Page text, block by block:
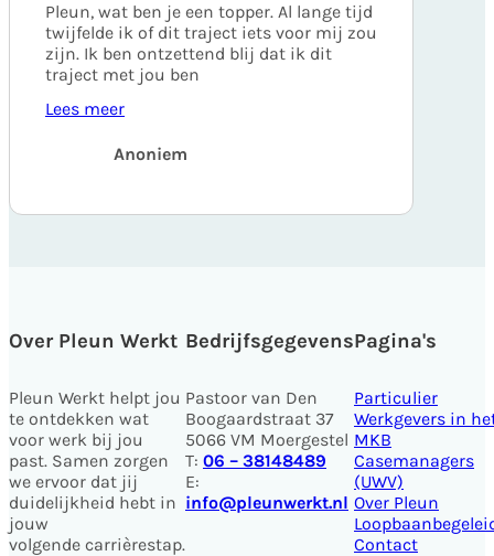
Pleun, wat ben je een topper. Al lange tijd
twijfelde ik of dit traject iets voor mij zou
zijn. Ik ben ontzettend blij dat ik dit
traject met jou ben
Lees meer
Anoniem
Over Pleun Werkt
Pleun Werkt helpt jou
te ontdekken wat
voor werk bij jou
past. Samen zorgen
we ervoor dat jij
duidelijkheid hebt in
jouw
volgende carrièrestap.
Bedrijfsgegevens
Pastoor van Den
Boogaardstraat 37
5066 VM Moergestel
T: 06 – 38148489
E:
info@pleunwerkt.nl
Pagina's
Particulier
Werkgevers in
MKB
Casemanagers
(UWV)
Over Pleun
Contact